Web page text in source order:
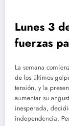
Lunes 3
fuerzas
La semana
de los últimos
tensión, y la
aumentar su
inesperada,
independencia.